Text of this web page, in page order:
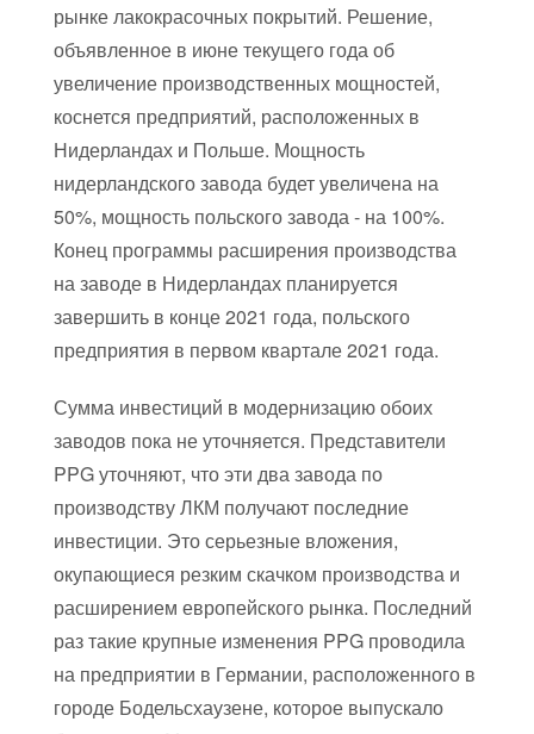
рынке лакокрасочных покрытий. Решение,
объявленное в июне текущего года об
увеличение производственных мощностей,
коснется предприятий, расположенных в
Нидерландах и Польше. Мощность
нидерландского завода будет увеличена на
50%, мощность польского завода - на 100%.
Конец программы расширения производства
на заводе в Нидерландах планируется
завершить в конце 2021 года, польского
предприятия в первом квартале 2021 года.
Сумма инвестиций в модернизацию обоих
заводов пока не уточняется. Представители
PPG уточняют, что эти два завода по
производству ЛКМ получают последние
инвестиции. Это серьезные вложения,
окупающиеся резким скачком производства и
расширением европейского рынка. Последний
раз такие крупные изменения PPG проводила
на предприятии в Германии, расположенного в
городе Бодельсхаузене, которое выпускало